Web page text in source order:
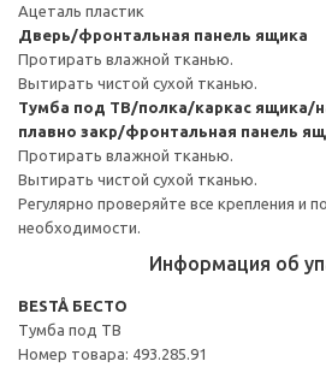
Ацеталь пластик
Дверь/фронтальная панель ящика
Протирать влажной тканью.
Вытирать чистой сухой тканью.
Тумба под ТВ/полка/каркас ящика/
плавно закр/фронтальная панель
Протирать влажной тканью.
Вытирать чистой сухой тканью.
Регулярно проверяйте все крепления и
необходимости.
Информация об
BESTÅ БЕСТО
Тумба под ТВ
Номер товара: 493.285.91